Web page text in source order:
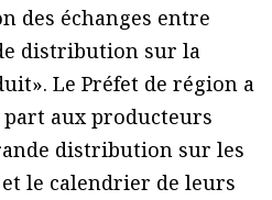
des échanges entre
distribution sur la
Le Préfet de région a
part aux producteurs
distribution sur les
le calendrier de leurs